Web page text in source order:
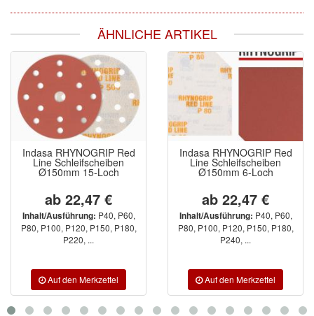
ÄHNLICHE ARTIKEL
Indasa RHYNOGRIP Red
Line Schleifscheiben
Ø150mm 15-Loch
ab 22,47 €
Inhalt/Ausführung: P40, P60,
P80, P100, P120, P150, P180,
P220, ...
Indasa RHYNOGRIP Red
Line Schleifscheiben
Ø150mm 6-Loch
ab 22,47 €
Inhalt/Ausführung: P40, P60,
P80, P100, P120, P150, P180,
P240, ...